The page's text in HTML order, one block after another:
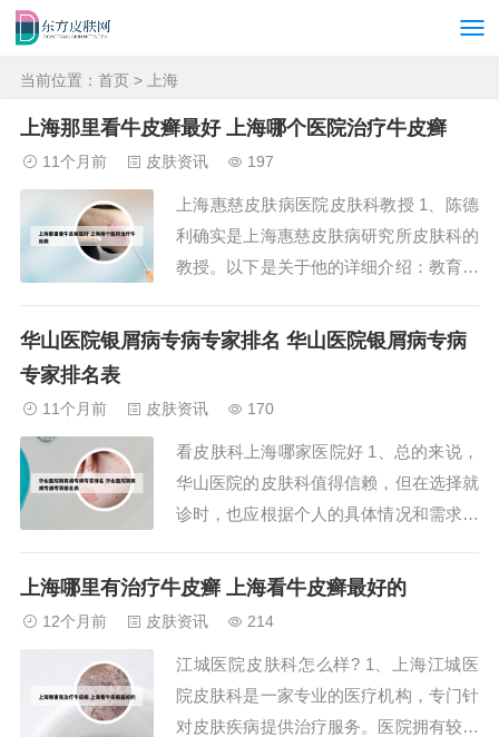
当前位置： 首页 > 上海
上海那里看牛皮癣最好 上海哪个医院治疗牛皮癣
11个月前 皮肤资讯 197
上海惠慈皮肤病医院皮肤科教授 1、陈德
利确实是上海惠慈皮肤病研究所皮肤科的
教授。以下是关于他的详细介绍：教育背
道医学院医学系，并在该校附属同济医院
士学位。2、余碧娥医生在皮肤病治疗方
面有着深厚...
华山医院银屑病专病专家排名 华山医院银屑病专病
专家排名表
11个月前 皮肤资讯 170
看皮肤科上海哪家医院好 1、总的来说，
华山医院的皮肤科值得信赖，但在选择就
诊时，也应根据个人的具体情况和需求进
家门诊，都需要做好充分的准备，以确保
医院皮肤科、上海交通大学医学院附属新
华医院皮肤...
上海哪里有治疗牛皮癣 上海看牛皮癣最好的
12个月前 皮肤资讯 214
江城医院皮肤科怎么样? 1、上海江城医
院皮肤科是一家专业的医疗机构，专门针
对皮肤疾病提供治疗服务。医院拥有较为